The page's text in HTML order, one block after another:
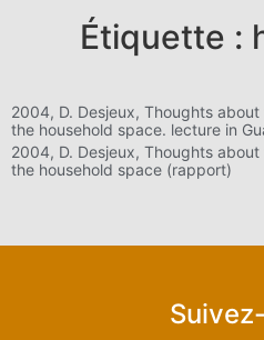
Étiquette :
2004, D. Desjeux, Thoughts
the household space. lecture in
2004, D. Desjeux, Thoughts
the household space (rapport)